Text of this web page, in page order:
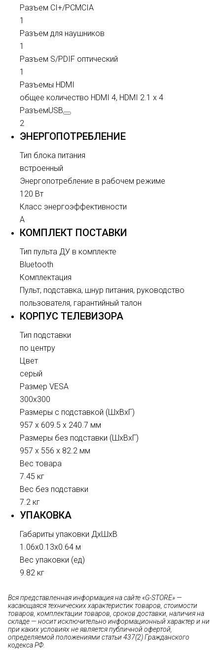
Разъем CI+/PCMCIA
1
Разъем для наушников
1
Разъем S/PDIF оптический
1
Разъемы HDMI
общее количество HDMI 4, HDMI 2.1 x 4
РазъемUSB
2
ЭНЕРГОПОТРЕБЛЕНИЕ
Тип блока питания
встроенный
Энергопотребление в рабочем режиме
120 Вт
Класс энергоэффективности
A
КОМПЛЕКТ ПОСТАВКИ
Тип пульта ДУ в комплекте
Bluetooth
Комплектация
Пульт, подставка, шнур питания, руководство
пользователя, гарантийный талон
КОРПУС ТЕЛЕВИЗОРА
Тип подставки
по центру
Цвет
серый
Размер VESA
300x300
Размеры с подставкой (ШxВxГ)
957 x 609.5 x 240.7 мм
Размеры без подставки (ШxВxГ)
957 x 556 x 82.2 мм
Вес товара
7.45 кг
Вес без подставки
7.2 кг
УПАКОВКА
Габариты упаковки ДхШхВ
1.06x0.13x0.64 м
Вес упаковки (ед)
9.82 кг
Вся представленная информация на сайте «G-STORE» —
касающаяся технических характеристик товаров, стоимости
товаров, комплектации товаров, сроков доставки, наличия на
складе — носит исключительно информационный характер и ни
при каких условиях не является публичной офертой,
определяемой положениями статьи 437(2) Гражданского
кодекса РФ.